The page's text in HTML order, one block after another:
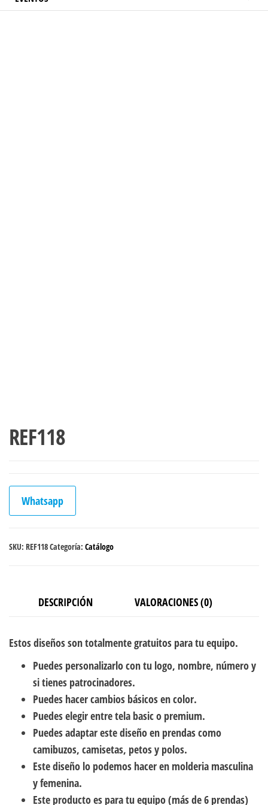
REF118
Whatsapp
SKU: REF118Categoría: Catálogo
DESCRIPCIÓN VALORACIONES (0)
Estos diseños son totalmente gratuitos para tu equipo.
Puedes personalizarlo con tu logo, nombre, número y
si tienes patrocinadores.
Puedes hacer cambios básicos en color.
Puedes elegir entre tela basic o premium.
Puedes adaptar este diseño en prendas como
camibuzos, camisetas, petos y polos.
Este diseño lo podemos hacer en molderia masculina
y femenina.
Este producto es para tu equipo (más de 6 prendas)